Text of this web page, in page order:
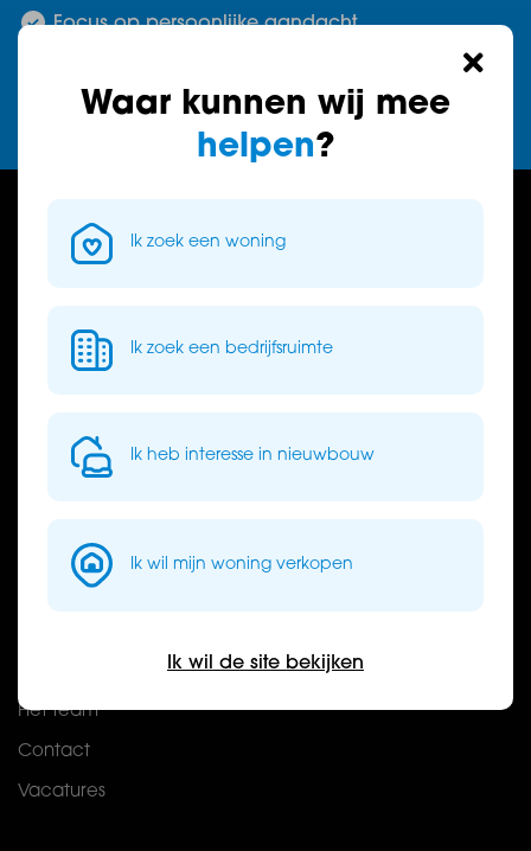
Focus op persoonlijke aandacht
info@baasmakelaars.nl
Het team
Contact
Vacatures
Waar kunnen wij mee
helpen?
Ik zoek een woning
Ik zoek een bedrijfsruimte
Ik heb interesse in nieuwbouw
Ik wil mijn woning verkopen
Ik wil de site bekijken